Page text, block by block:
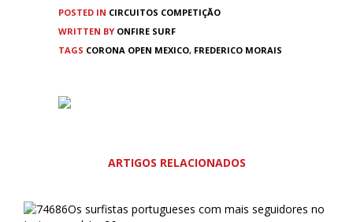
POSTED IN CIRCUITOS COMPETIÇÃO
WRITTEN BY ONFIRE SURF
TAGS CORONA OPEN MEXICO, FREDERICO MORAIS
ARTIGOS RELACIONADOS